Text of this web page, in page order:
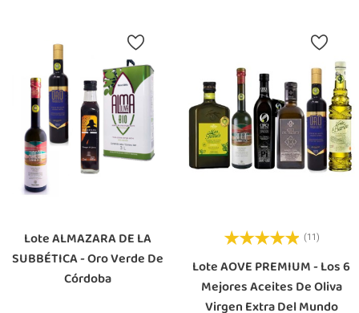
Lote ALMAZARA DE LA
SUBBÉTICA - Oro Verde De
Córdoba
(11)
Lote AOVE PREMIUM - Los 6
Mejores Aceites De Oliva
Virgen Extra Del Mundo